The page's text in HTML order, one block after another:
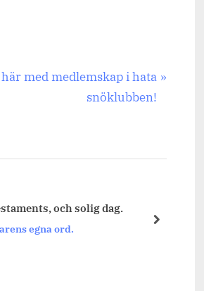
med medlemskap i hata
snöklubben!
och solig dag.
egna ord. next